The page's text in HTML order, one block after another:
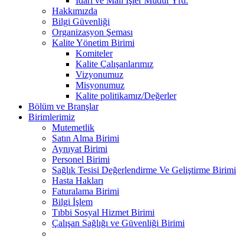
Hakkımızda
Bilgi Güvenliği
Organizasyon Şeması
Kalite Yönetim Birimi
Komiteler
Kalite Çalışanlarımız
Vizyonumuz
Misyonumuz
Kalite politikamız/Değerler
Bölüm ve Branşlar
Birimlerimiz
Mutemetlik
Satın Alma Birimi
Aynıyat Birimi
Personel Birimi
Sağlık Tesisi Değerlendirme Ve Geliştirme Birimi
Hasta Hakları
Faturalama Birimi
Bilgi İşlem
Tıbbi Sosyal Hizmet Birimi
Çalışan Sağlığı ve Güvenliği Birimi